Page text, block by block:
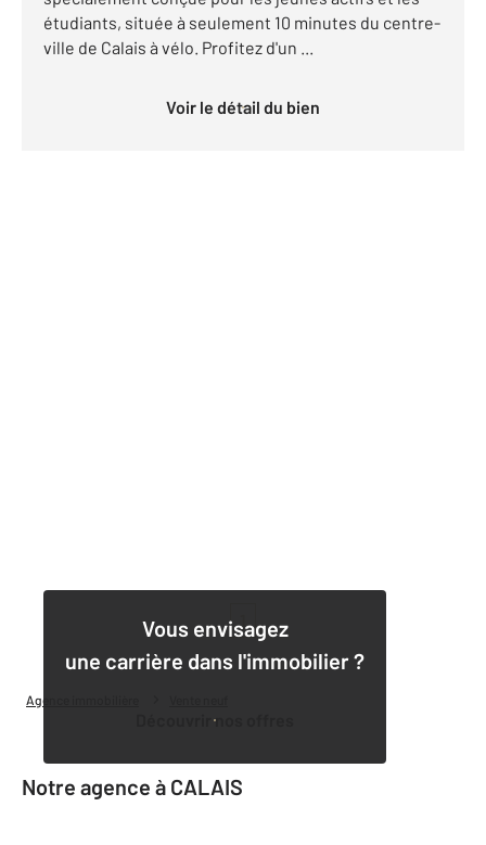
Agence immobilière
étudiants, située à seulement 10 minutes du centre-
ville de Calais à vélo. Profitez d'un ...
Voir le détail du bien
Vous envisagez
une carrière dans l'immobilier ?
Découvrir nos offres
1
Notre agence à CALAIS